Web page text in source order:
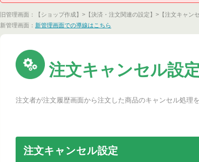
旧管理画面：【ショップ作成】> 【決済・注文関連の設定】> 【注文キャン
新管理画面： 新管理画面での導線はこちら
注文キャンセル設定
注文者が注文履歴画面から注文した商品のキャンセル処理
注文キャンセル設定